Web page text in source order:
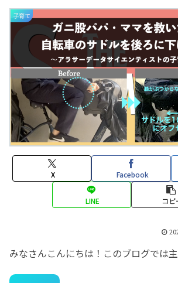
子育て
X Facebook
LINE コピ
みなさんこんにちは！このブログでは